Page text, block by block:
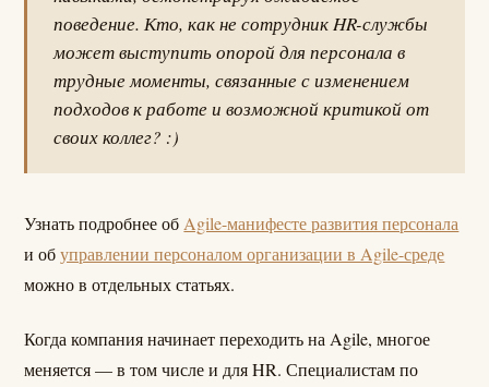
поведение. Кто, как не сотрудник HR-службы
может выступить опорой для персонала в
трудные моменты, связанные с изменением
подходов к работе и возможной критикой от
своих коллег? :)
Узнать подробнее об Agile-манифесте развития персонала
и обуправлении персоналом организации в Agile-среде
можно в отдельных статьях.
Когда компания начинает переходить на Agile, многое
меняется — в том числе и для HR. Специалистам по